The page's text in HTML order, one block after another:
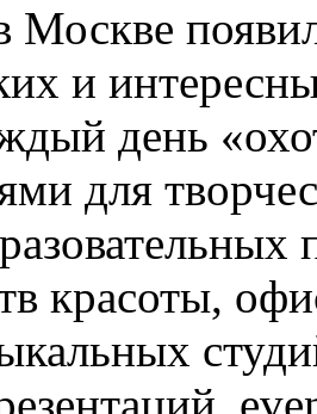
Москве
и
день
для
красоты,